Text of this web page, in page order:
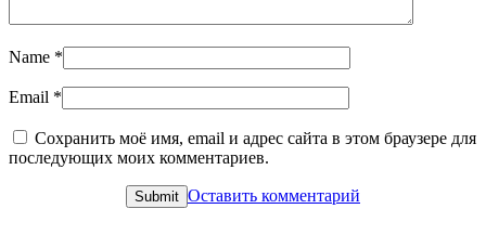
Name *
Email *
Сохранить моё имя, email и адрес сайта в этом браузере для
последующих моих комментариев.
Оставить комментарий